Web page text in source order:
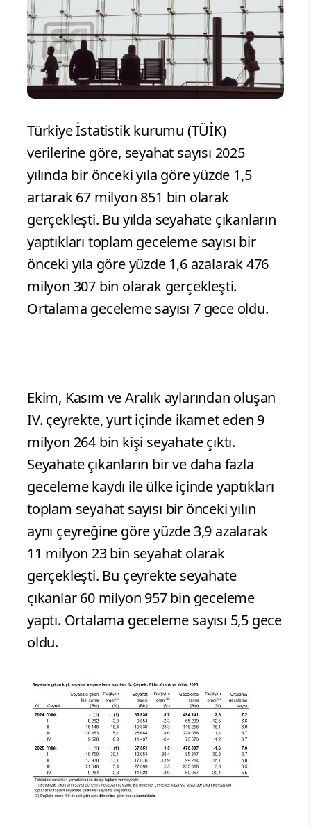
Türkiye İstatistik kurumu (TÜİK)
verilerine göre, seyahat sayısı 2025
yılında bir önceki yıla göre yüzde 1,5
artarak 67 milyon 851 bin olarak
gerçekleşti. Bu yılda seyahate çıkanların
yaptıkları toplam geceleme sayısı bir
önceki yıla göre yüzde 1,6 azalarak 476
milyon 307 bin olarak gerçekleşti.
Ortalama geceleme sayısı 7 gece oldu.
Ekim, Kasım ve Aralık aylarından oluşan
IV. çeyrekte, yurt içinde ikamet eden 9
milyon 264 bin kişi seyahate çıktı.
Seyahate çıkanların bir ve daha fazla
geceleme kaydı ile ülke içinde yaptıkları
toplam seyahat sayısı bir önceki yılın
aynı çeyreğine göre yüzde 3,9 azalarak
11 milyon 23 bin seyahat olarak
gerçekleşti. Bu çeyrekte seyahate
çıkanlar 60 milyon 957 bin geceleme
yaptı. Ortalama geceleme sayısı 5,5 gece
oldu.